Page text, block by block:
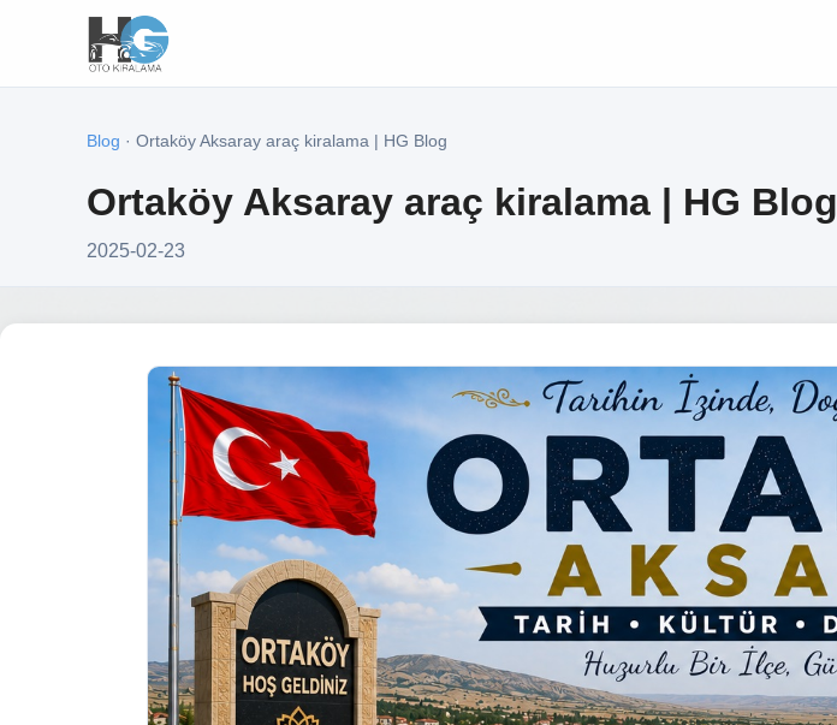
Blog · Ortaköy Aksaray araç kiralama | HG Blog
Ortaköy Aksaray araç kiralama | HG Blog
2025-02-23